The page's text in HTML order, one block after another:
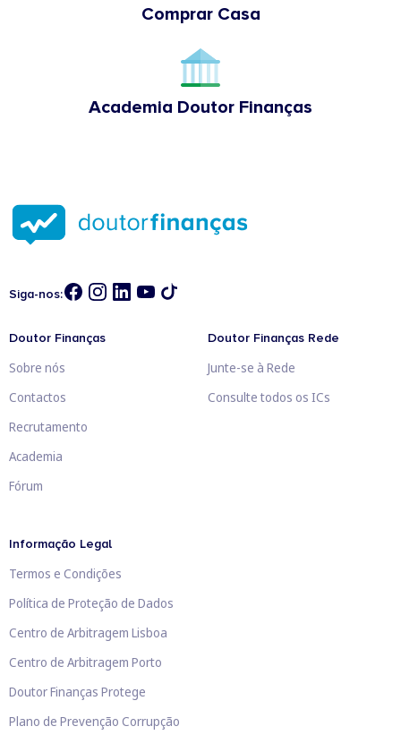
Comprar Casa
Academia Doutor Finanças
Siga-nos:
Doutor Finanças
Sobre nós
Contactos
Recrutamento
Academia
Fórum
Doutor Finanças Rede
Junte-se à Rede
Consulte todos os ICs
Informação Legal
Termos e Condições
Política de Proteção de Dados
Centro de Arbitragem Lisboa
Centro de Arbitragem Porto
Doutor Finanças Protege
Plano de Prevenção Corrupção